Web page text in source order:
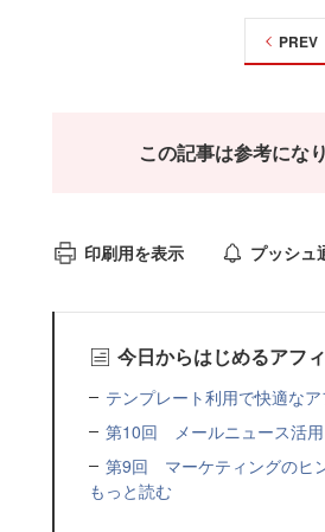
PREV
この記事は参考にな
印刷用を表示 プッシュ
今日からはじめるアフ
テンプレート利用で快適な
第10回 メールニュース活用
第9回 マーケティングのヒ
もっと読む